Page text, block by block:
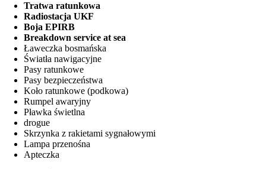
Tratwa ratunkowa
Radiostacja UKF
Boja EPIRB
Breakdown service at sea
Ławeczka bosmańska
Światła nawigacyjne
Pasy ratunkowe
Pasy bezpieczeństwa
Koło ratunkowe (podkowa)
Rumpel awaryjny
Pławka świetlna
drogue
Skrzynka z rakietami sygnałowymi
Lampa przenośna
Apteczka